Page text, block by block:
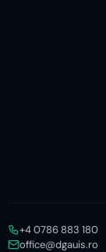
+4 0786 883 180
office@dgauis.ro